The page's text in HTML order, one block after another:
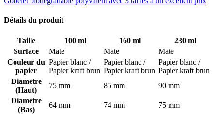
quadrichromie, nos pots à glace personnalisés express sont parfaits
pour les entreprises qui ne peuvent se permettre d'attendre pour faire
Ces pots, utilisés par plus de 700 grandes marques, offrent à la fois
qualité et rapidité sans compromis.
Pourquoi nos pots à glace express
personnalisés sont-ils le choix idéal pour
votre marque ?
Détails du produit
Taille 100 ml 160 ml
230 ml
Surface
Mate Mate
Mate
Couleur du
papier
Papier blanc /
Papier kraft brun
Papier blanc /
Papier kraft brun
Papier blanc /
Papier kraft brun
Diamètre
(Haut)
75 mm 85 mm
90 mm
Diamètre
(Bas)
64 mm 74 mm
75 mm